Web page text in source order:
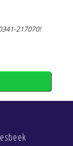
217070!